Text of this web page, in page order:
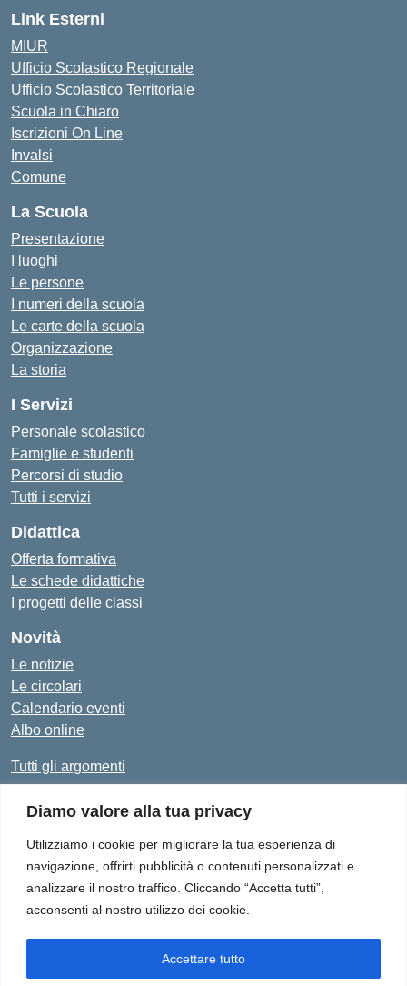
Diamo valore alla tua privacy
Utilizziamo i cookie per migliorare la tua esperienza di
navigazione, offrirti pubblicità o contenuti personalizzati e
analizzare il nostro traffico. Cliccando “Accetta tutti”,
acconsenti al nostro utilizzo dei cookie.
Accettare tutto
Link Esterni
MIUR
Ufficio Scolastico Regionale
Ufficio Scolastico Territoriale
Scuola in Chiaro
Iscrizioni On Line
Invalsi
Comune
La Scuola
Presentazione
I luoghi
Le persone
I numeri della scuola
Le carte della scuola
Organizzazione
La storia
I Servizi
Personale scolastico
Famiglie e studenti
Percorsi di studio
Tutti i servizi
Didattica
Offerta formativa
Le schede didattiche
I progetti delle classi
Novità
Le notizie
Le circolari
Calendario eventi
Albo online
Tutti gli argomenti
Amministrazione TrasparenteAlbo Online
Dichiarazione di accessibilità
Istituto Comprensivo "Don Enrico Smaldone" - Via Europa 1,
SAIC8BN00Q@pec.istruzione.it